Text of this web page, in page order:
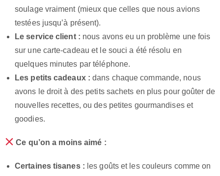
soulage vraiment (mieux que celles que nous avions
testées jusqu’à présent).
Le service client : nous avons eu un problème une fois
sur une carte-cadeau et le souci a été résolu en
quelques minutes par téléphone.
Les petits cadeaux : dans chaque commande, nous
avons le droit à des petits sachets en plus pour goûter de
nouvelles recettes, ou des petites gourmandises et
goodies.
Ce qu’on a moins aimé :
Certaines tisanes : les goûts et les couleurs comme on